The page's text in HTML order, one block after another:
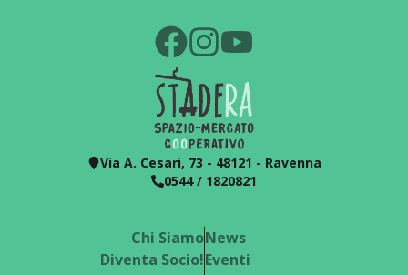
Via A. Cesari, 73 - 48121 - Ravenna
0544 / 1820821
Chi Siamo
Diventa Socio!
News
Eventi